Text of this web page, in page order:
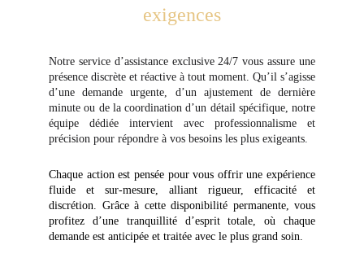
exigences
Notre service d’assistance exclusive 24/7 vous assure une
présence discrète et réactive à tout moment. Qu’il s’agisse
d’une demande urgente, d’un ajustement de dernière
minute ou de la coordination d’un détail spécifique, notre
équipe dédiée intervient avec professionnalisme et
précision pour répondre à vos besoins les plus exigeants.
Chaque action est pensée pour vous offrir une expérience
fluide et sur-mesure, alliant rigueur, efficacité et
discrétion. Grâce à cette disponibilité permanente, vous
profitez d’une tranquillité d’esprit totale, où chaque
demande est anticipée et traitée avec le plus grand soin.